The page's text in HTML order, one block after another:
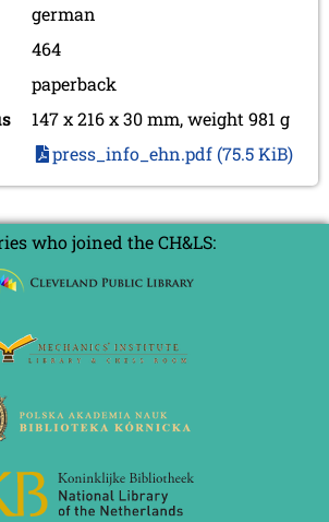
german
464
paperback
147 x 216 x 30 mm, weight 981 g
press_info_ehn.pdf (75.5 KiB)
who joined the CH&LS: